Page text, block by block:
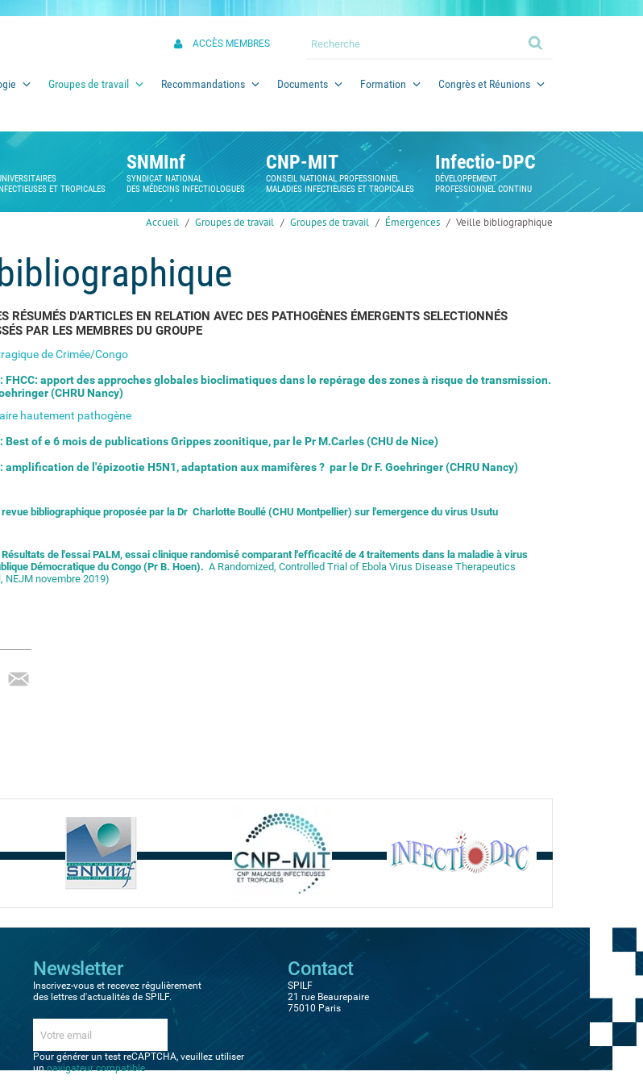
Groupes de travail Recommandations Documents Formation Congrès et Réunions
ACCÈS MEMBRES
ET TROPICALES
SNMInf
SYNDICAT NATIONAL
DES MÉDECINS INFECTIOLOGUES
CNP-MIT
CONSEIL NATIONAL PROFESSIONNEL
MALADIES INFECTIEUSES ET TROPICALES
Infectio-DPC
DÉVELOPPEMENT
PROFESSIONNEL CONTINU
Accueil Groupes de travail Groupes de travail Émergences Veille bibliographique
RÉSUMÉS D'ARTICLES EN RELATION AVEC DES PATHOGÈNES ÉMERGENTS SELECTIONNÉS
PAR LES MEMBRES DU GROUPE
de Crimée/Congo
FHCC: apport des approches globales bioclimatiques dans le repérage des zones à risque de transmission.
(CHRU Nancy)
hautement pathogène
Best of e 6 mois de publications Grippes zoonitique, par le Pr M.Carles (CHU de Nice)
amplification de l'épizootie H5N1, adaptation aux mamifères ? par le Dr F. Goehringer (CHRU Nancy)
bibliographique proposée par la Dr Charlotte Boullé (CHU Montpellier) sur l'emergence du virus Usutu
de l'essai PALM, essai clinique randomisé comparant l'efficacité de 4 traitements dans la maladie à virus
Démocratique du Congo (Pr B. Hoen). A Randomized, Controlled Trial of Ebola Virus Disease Therapeutics
NEJM novembre 2019)
Newsletter
Inscrivez-vous et recevez régulièrement
des lettres d'actualités de SPILF.
Pour générer un test reCAPTCHA, veuillez utiliser
unnavigateur compatible.
Contact
SPILF
21 rue Beaurepaire
75010 Paris